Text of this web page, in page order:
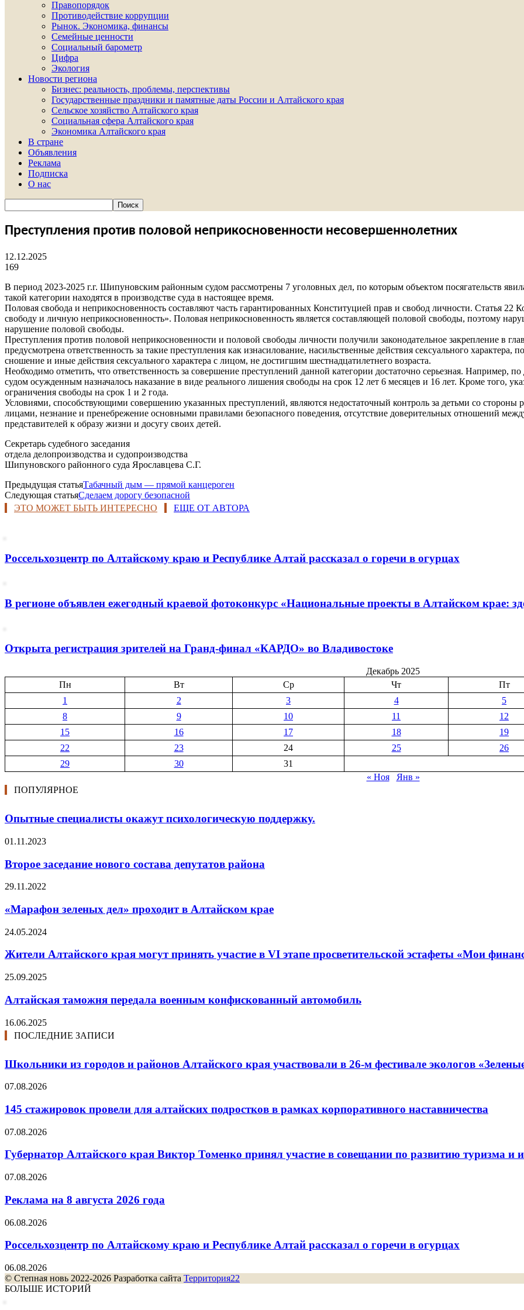
Правопорядок
Противодействие коррупции
Рынок. Экономика, финансы
Семейные ценности
Социальный барометр
Цифра
Экология
Новости региона
Бизнес: реальность, проблемы, перспективы
Государственные праздники и памятные даты России и Алтайского края
Сельское хозяйство Алтайского края
Социальная сфера Алтайского края
Экономика Алтайского края
В стране
Объявления
Реклама
Подписка
О нас
Преступления против половой неприкосновенности несовершеннолетних
12.12.2025
169
В период 2023-2025 г.г. Шипуновским районным судом рассмотрены 7 уголовных дел, по которым объектом посягательств
такой категории находятся в производстве суда в настоящее время.
Половая свобода и неприкосновенность составляют часть гарантированных Конституцией прав и свобод личности. Статья
свободу и личную неприкосновенность». Половая неприкосновенность является составляющей половой свободы, поэтому
нарушение половой свободы.
Преступления против половой неприкосновенности и половой свободы личности получили законодательное закрепление в
предусмотрена ответственность за такие преступления как изнасилование, насильственные действия сексуального характера,
сношение и иные действия сексуального характера с лицом, не достигшим шестнадцатилетнего возраста.
Необходимо отметить, что ответственность за совершение преступлений данной категории достаточно серьезная.
судом осужденным назначалось наказание в виде реального лишения свободы на срок 12 лет 6 месяцев и 16 лет. Кроме того,
ограничения свободы на срок 1 и 2 года.
Условиями, способствующими совершению указанных преступлений, являются недостаточный контроль за детьми со стороны
лицами, незнание и пренебрежение основными правилами безопасного поведения, отсутствие доверительных отношений
представителей к образу жизни и досугу своих детей.
Секретарь судебного заседания
отдела делопроизводства и судопроизводства
Шипуновского районного суда Ярославцева С.Г.
Предыдущая статьяТабачный дым — прямой канцероген
Следующая статьяСделаем дорогу безопасной
ЭТО МОЖЕТ БЫТЬ ИНТЕРЕСНО
ЕЩЕ ОТ АВТОРА
Россельхозцентр по Алтайскому краю и Республике Алтай рассказал о горечи в огурцах
В регионе объявлен ежегодный краевой фотоконкурс «Национальные проекты в Алтайском крае:
Открыта регистрация зрителей на Гранд-финал «КАРДО» во Владивостоке
Декабрь 2025
Пн
Вт Ср Чт
Пт
1
2 3 4
5
8
9 10 11
12
15
16 17 18
19
22
23 24 25
26
29
30
31
« Ноя
Янв »
ПОПУЛЯРНОЕ
Опытные специалисты окажут психологическую поддержку.
01.11.2023
Второе заседание нового состава депутатов района
29.11.2022
«Марафон зеленых дел» проходит в Алтайском крае
24.05.2024
Жители Алтайского края могут принять участие в VI этапе просветительской эстафеты «Мои
25.09.2025
Алтайская таможня передала военным конфискованный автомобиль
16.06.2025
ПОСЛЕДНИЕ ЗАПИСИ
Школьники из городов и районов Алтайского края участвовали в 26-м фестивале экологов
07.08.2026
145 стажировок провели для алтайских подростков в рамках корпоративного наставничества
07.08.2026
Губернатор Алтайского края Виктор Томенко принял участие в совещании по развитию туризма и
07.08.2026
Реклама на 8 августа 2026 года
06.08.2026
Россельхозцентр по Алтайскому краю и Республике Алтай рассказал о горечи в огурцах
06.08.2026
© Степная новь 2022-2026 Разработка сайта Территория22
БОЛЬШЕ ИСТОРИЙ